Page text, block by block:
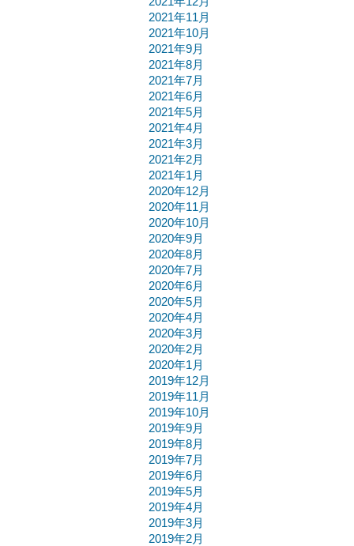
2021年11月
2021年10月
2021年9月
2021年8月
2021年7月
2021年6月
2021年5月
2021年4月
2021年3月
2021年2月
2021年1月
2020年12月
2020年11月
2020年10月
2020年9月
2020年8月
2020年7月
2020年6月
2020年5月
2020年4月
2020年3月
2020年2月
2020年1月
2019年12月
2019年11月
2019年10月
2019年9月
2019年8月
2019年7月
2019年6月
2019年5月
2019年4月
2019年3月
2019年2月